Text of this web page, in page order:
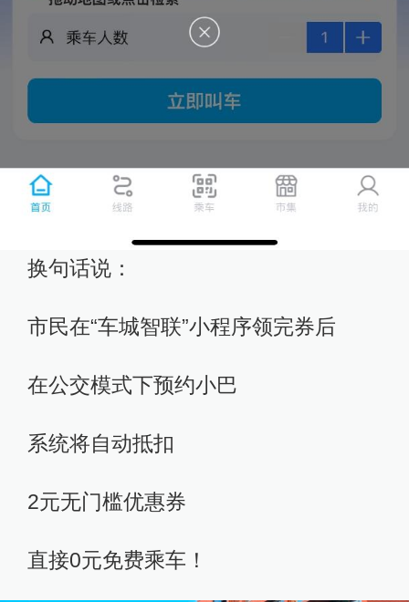
换句话说：
市民在“车城智联”小程序领完券后
在公交模式下预约小巴
系统将自动抵扣
2元无门槛优惠券
直接0元免费乘车！